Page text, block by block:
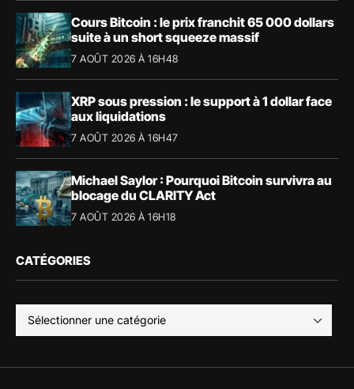
Cours Bitcoin : le prix franchit 65 000 dollars
suite à un short squeeze massif
7 AOÛT 2026 À 16H48
XRP sous pression : le support à 1 dollar face
aux liquidations
7 AOÛT 2026 À 16H47
Michael Saylor : Pourquoi Bitcoin survivra au
blocage du CLARITY Act
7 AOÛT 2026 À 16H18
CATÉGORIES